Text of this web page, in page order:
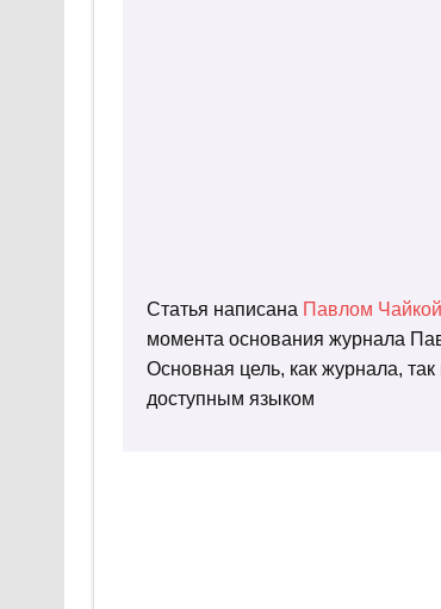
Статья написана Павлом Чайкой
момента основания журнала
Основная цель, как журнала,
доступным языком